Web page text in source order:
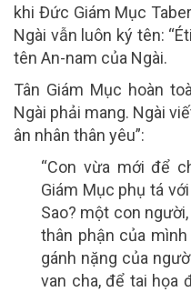
khi Đức Giám Mục
Ngài vẫn luôn ký tên:
tên An-nam của Ngài.
Tân Giám Mục hoàn
Ngài phải mang. Ngài
ân nhân thân yêu”:
“Con vừa mới để
Giám Mục phụ tá
Sao? một con
thân phận của
gánh nặng của
van cha, để tai họa